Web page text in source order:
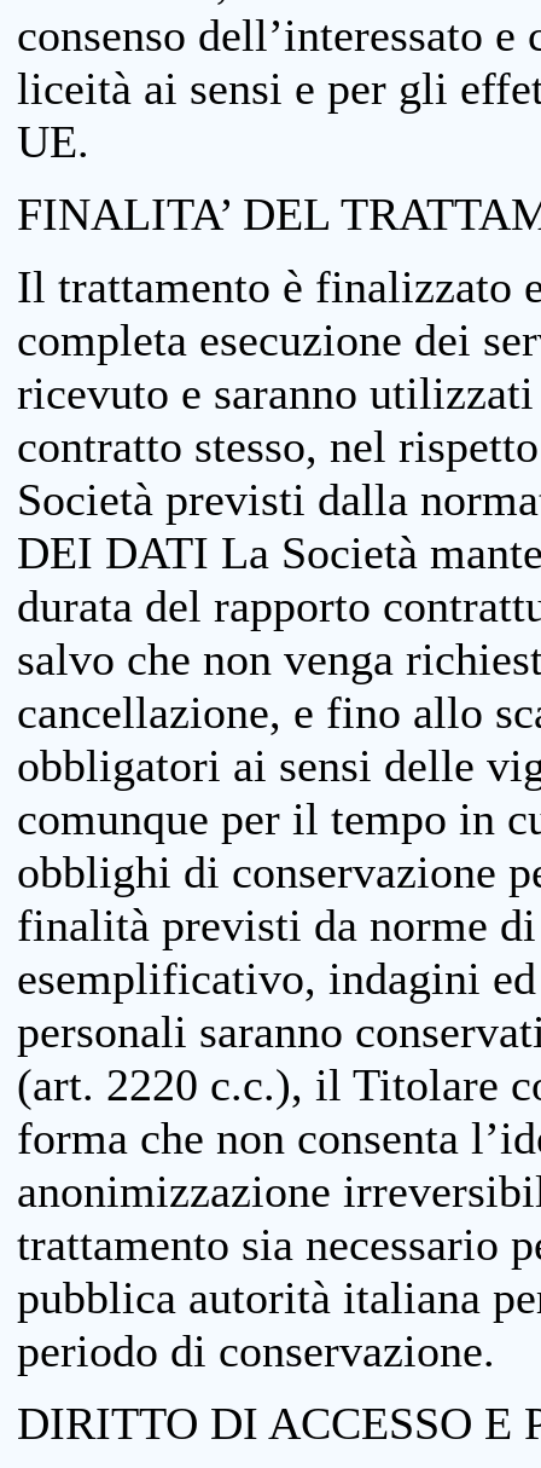
consenso dell’interessato
liceità ai sensi e per gli
UE.
FINALITA’ DEL
Il trattamento è finalizzato
completa esecuzione dei
ricevuto e saranno
contratto stesso, nel
Società previsti dalla
DEI DATI La Società
durata del rapporto
salvo che non venga
cancellazione, e fino allo
obbligatori ai sensi delle
comunque per il tempo in
obblighi di conservazione
finalità previsti da norme
esemplificativo, indagini
personali saranno
(art. 2220 c.c.), il Titolare
forma che non consenta
anonimizzazione
trattamento sia necessario
pubblica autorità italiana
periodo di conservazione.
DIRITTO DI ACCESSO